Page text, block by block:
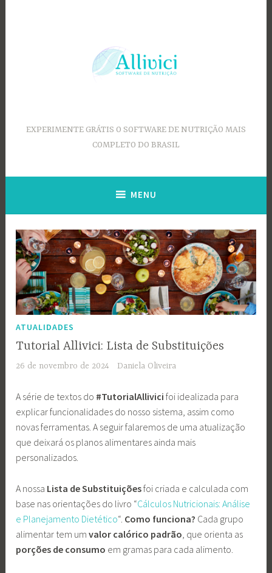
EXPERIMENTE GRÁTIS O SOFTWARE DE NUTRIÇÃO MAIS
COMPLETO DO BRASIL
MENU
ATUALIDADES
Tutorial Allivici: Lista de Substituições
26 de novembro de 2024 Daniela Oliveira
A série de textos do #TutorialAllivici foi idealizada para
explicar funcionalidades do nosso sistema, assim como
novas ferramentas. A seguir falaremos de uma atualização
que deixará os planos alimentares ainda mais
personalizados.
A nossa Lista de Substituiçõesfoi criada e calculada com
base nas orientações do livro “Cálculos Nutricionais: Análise
e Planejamento Dietético“. Como funciona? Cada grupo
alimentar tem umvalor calórico padrão , que orienta as
porções de consumo em gramas para cada alimento.